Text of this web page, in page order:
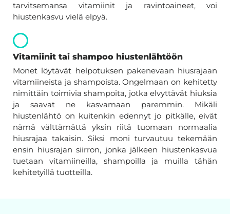
tarvitsemansa vitamiinit ja ravintoaineet, voi
hiustenkasvu vielä elpyä.
Vitamiinit tai shampoo hiustenlähtöön
Monet löytävät helpotuksen pakenevaan hiusrajaan
vitamiineista ja shampoista. Ongelmaan on kehitetty
nimittäin toimivia shampoita, jotka elvyttävät hiuksia
ja saavat ne kasvamaan paremmin. Mikäli
hiustenlähtö on kuitenkin edennyt jo pitkälle, eivät
nämä välttämättä yksin riitä tuomaan normaalia
hiusrajaa takaisin. Siksi moni turvautuu tekemään
ensin hiusrajan siirron, jonka jälkeen hiustenkasvua
tuetaan vitamiineilla, shampoilla ja muilla tähän
kehitetyillä tuotteilla.